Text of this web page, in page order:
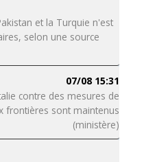
et la Turquie n'est
selon une source
07/08 15:31
contre des mesures de
frontières sont maintenus
(ministère)